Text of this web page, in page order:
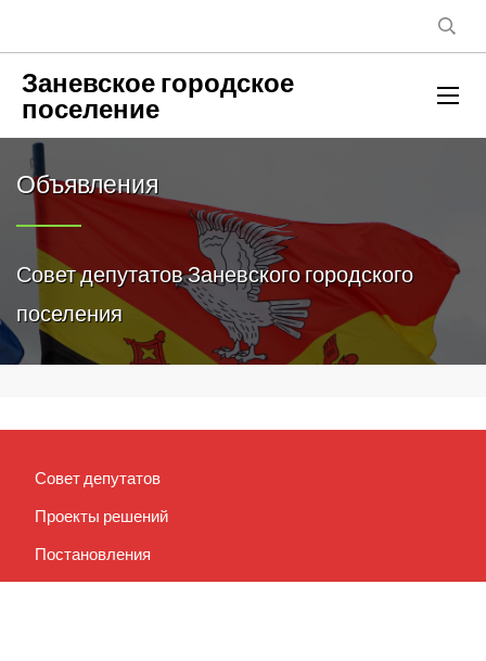
Заневское городское
поселение
Объявления
Совет депутатов Заневского городского
поселения
Совет депутатов
Проекты решений
Постановления